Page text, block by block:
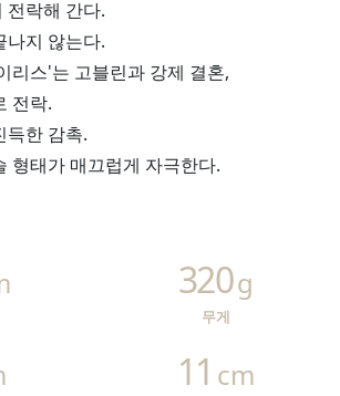
전락해 간다.
나지 않는다.
리스'는 고블린과 강제 결혼,
전락.
득한 감촉.
형태가 매끄럽게 자극한다.
무게
320g
11 cm